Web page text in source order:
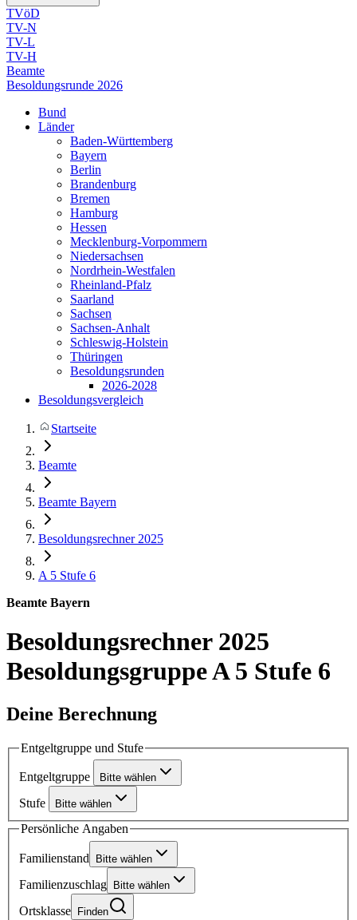
TVöD
TV-N
TV-L
TV-H
Beamte
Besoldungsrunde 2026
Bund
Länder
Baden-Württemberg
Bayern
Berlin
Brandenburg
Bremen
Hamburg
Hessen
Mecklenburg-Vorpommern
Niedersachsen
Nordrhein-Westfalen
Rheinland-Pfalz
Saarland
Sachsen
Sachsen-Anhalt
Schleswig-Holstein
Thüringen
Besoldungsrunden
2026-2028
Besoldungsvergleich
Startseite
Beamte
Beamte Bayern
Besoldungsrechner 2025
A 5 Stufe 6
Beamte Bayern
Besoldungsrechner 2025
Besoldungsgruppe A 5 Stufe 6
Deine Berechnung
Entgeltgruppe und Stufe
Entgeltgruppe Bitte wählen
Stufe Bitte wählen
Persönliche Angaben
Familienstand Bitte wählen
Familienzuschlag Bitte wählen
Ortsklasse Finden